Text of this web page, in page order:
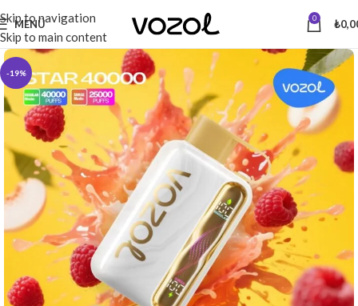
Skip to navigation
Skip to main content
MENÜ 0 ₺
-19%